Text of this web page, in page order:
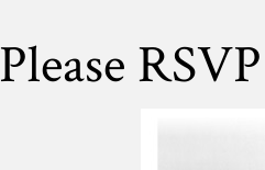
Please